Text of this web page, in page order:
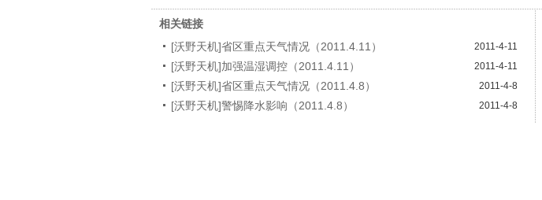
相关链接
[沃野天机]省区重点天气情况（2011.4.11）
2011-4-11
[沃野天机]加强温湿调控（2011.4.11） 2011-4-11
[沃野天机]省区重点天气情况（2011.4.8） 2011-4-8
[沃野天机]警惕降水影响（2011.4.8） 2011-4-8